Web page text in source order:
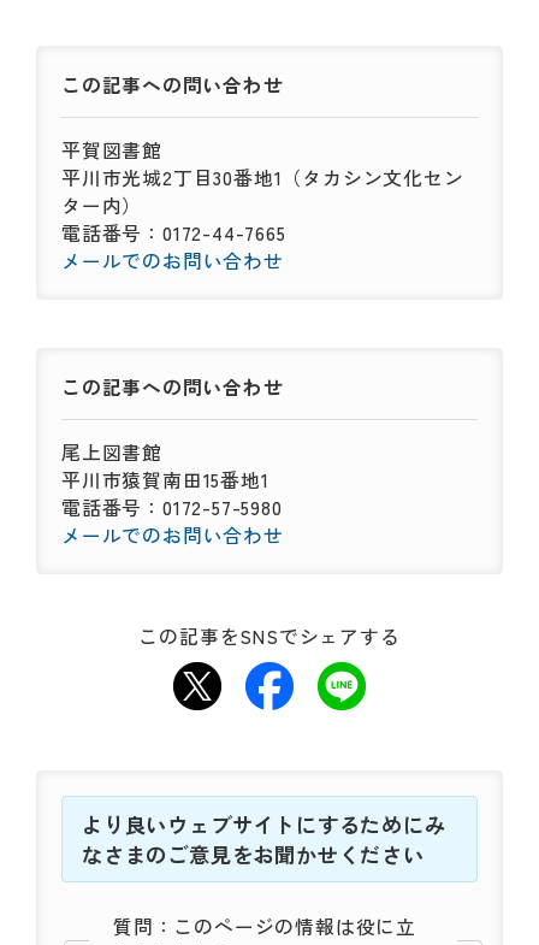
この記事への問い合わせ
平賀図書館
平川市光城2丁目30番地1（タカシン文化セン
ター内）
電話番号：0172-44-7665
メールでのお問い合わせ
この記事への問い合わせ
尾上図書館
平川市猿賀南田15番地1
電話番号：0172-57-5980
メールでのお問い合わせ
この記事をSNSでシェアする
より良いウェブサイトにするためにみ
なさまのご意見をお聞かせください
質問：このページの情報は役に立